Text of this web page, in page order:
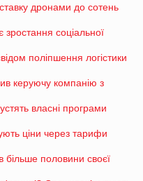
дронами до сотень
соціальної
поліпшення логістики
керуючу компанію з
власні програми
ціни через тарифи
більше половини своєї